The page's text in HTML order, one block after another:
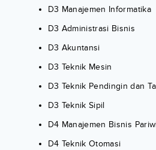
D3 Manajemen Informatika
D3 Administrasi Bisnis
D3 Akuntansi
D3 Teknik Mesin
D3 Teknik Pendingin dan
D3 Teknik Sipil
D4 Manajemen Bisnis
D4 Teknik Otomasi